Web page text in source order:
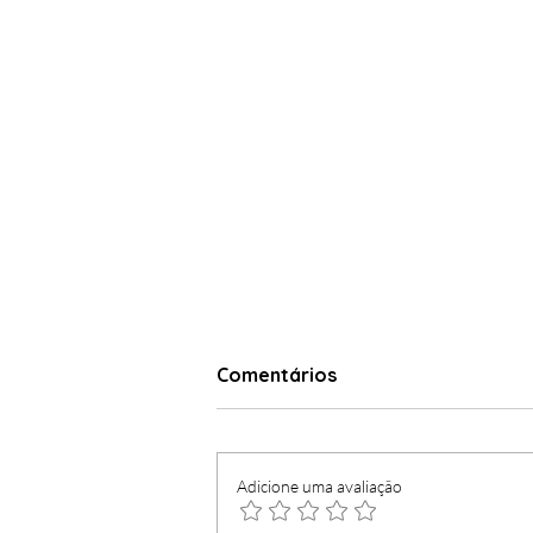
Comentários
Adicione uma avaliação